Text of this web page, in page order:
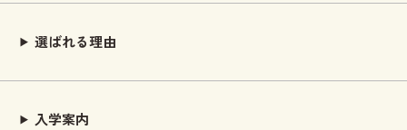
選ばれる理由
入学案内